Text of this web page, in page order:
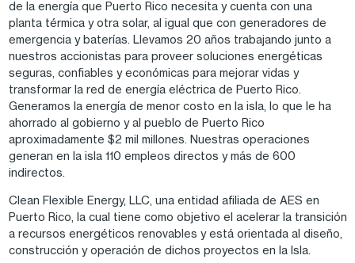
de la energía que Puerto Rico necesita y cuenta con una
planta térmica y otra solar, al igual que con generadores de
emergencia y baterías. Llevamos 20 años trabajando junto a
nuestros accionistas para proveer soluciones energéticas
seguras, confiables y económicas para mejorar vidas y
transformar la red de energía eléctrica de Puerto Rico.
Generamos la energía de menor costo en la isla, lo que le ha
ahorrado al gobierno y al pueblo de Puerto Rico
aproximadamente $2 mil millones. Nuestras operaciones
generan en la isla 110 empleos directos y más de 600
indirectos.
Clean Flexible Energy, LLC, una entidad afiliada de AES en
Puerto Rico, la cual tiene como objetivo el acelerar la transición
a recursos energéticos renovables y está orientada al diseño,
construcción y operación de dichos proyectos en la Isla.